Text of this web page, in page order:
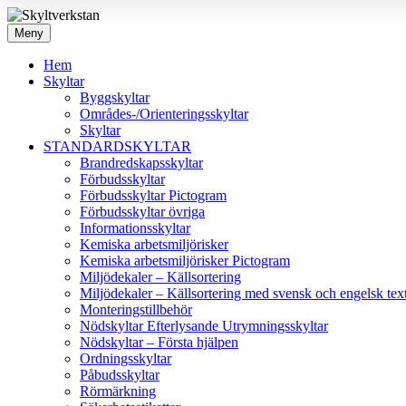
Meny
Hem
Skyltar
Byggskyltar
Områdes-/Orienteringsskyltar
Skyltar
STANDARDSKYLTAR
Brandredskapsskyltar
Förbudsskyltar
Förbudsskyltar Pictogram
Förbudsskyltar övriga
Informationsskyltar
Kemiska arbetsmiljörisker
Kemiska arbetsmiljörisker Pictogram
Miljödekaler – Källsortering
Miljödekaler – Källsortering med svensk och engelsk
Monteringstillbehör
Nödskyltar Efterlysande Utrymningsskyltar
Nödskyltar – Första hjälpen
Ordningsskyltar
Påbudsskyltar
Rörmärkning